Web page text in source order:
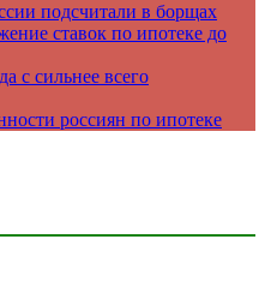
подсчитали в борщах
ставок по ипотеке до
с сильнее всего
россиян по ипотеке